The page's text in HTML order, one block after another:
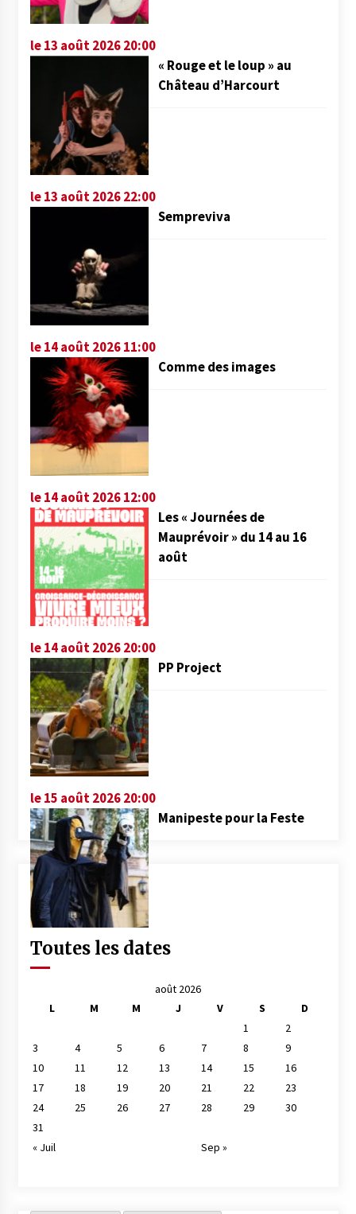
le 13 août 2026 20:00
« Rouge et le loup » au
Château d’Harcourt
le 13 août 2026 22:00
Sempreviva
le 14 août 2026 11:00
Comme des images
le 14 août 2026 12:00
Les « Journées de
Mauprévoir » du 14 au 16
août
le 14 août 2026 20:00
PP Project
le 15 août 2026 20:00
Manipeste pour la Feste
Toutes les dates
août 2026
L
M M J V S
D
1
2
3
4 5 6 7 8
9
10
11 12 13 14 15
16
17
18 19 20 21 22
23
24
25 26 27 28 29
30
31
« Juil
Sep »